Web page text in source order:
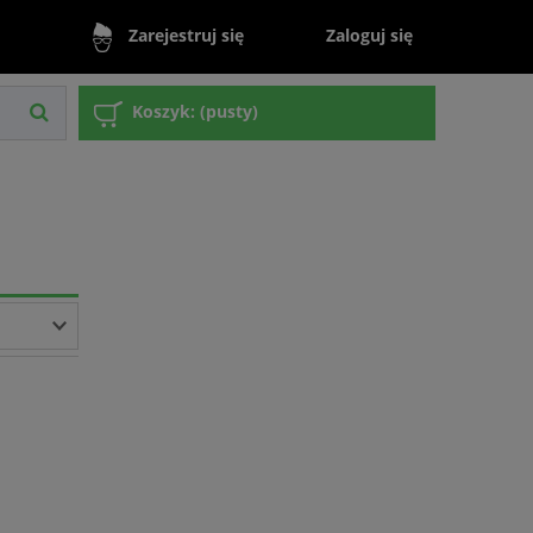
Zarejestruj się Zaloguj się
Koszyk: (pusty)